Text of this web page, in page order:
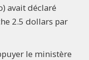
avait déclaré
2.5 dollars par
le ministère